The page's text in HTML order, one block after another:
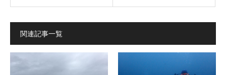
関連記事一覧